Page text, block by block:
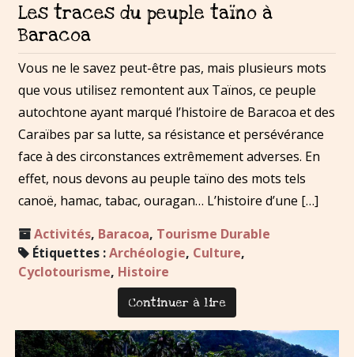
Les traces du peuple taïno à
Baracoa
Vous ne le savez peut-être pas, mais plusieurs mots
que vous utilisez remontent aux Taïnos, ce peuple
autochtone ayant marqué l’histoire de Baracoa et des
Caraïbes par sa lutte, sa résistance et persévérance
face à des circonstances extrêmement adverses. En
effet, nous devons au peuple taïno des mots tels
canoë, hamac, tabac, ouragan… L’histoire d’une […]
Activités, Baracoa, Tourisme Durable
Étiquettes :Archéologie, Culture,
Cyclotourisme, Histoire
Continuer à lire